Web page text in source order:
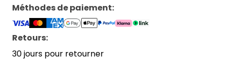
Méthodes de paiement:
Retours:
30 jours pour retourner